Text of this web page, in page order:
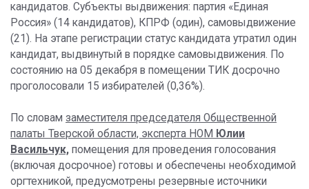
кандидатов. Субъекты выдвижения: партия «Единая
Россия» (14 кандидатов), КПРФ (один), самовыдвижение
(21). На этапе регистрации статус кандидата утратил один
кандидат, выдвинутый в порядке самовыдвижения. По
состоянию на 05 декабря в помещении ТИК досрочно
проголосовали 15 избирателей (0,36%).
По словам заместителя председателя Общественной
палаты Тверской области, эксперта НОМ Юлии
Васильчук, помещения для проведения голосования
(включая досрочное) готовы и обеспечены необходимой
оргтехникой, предусмотрены резервные источники